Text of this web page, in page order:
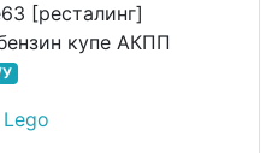
[ресталинг]
купе АКПП
Lego